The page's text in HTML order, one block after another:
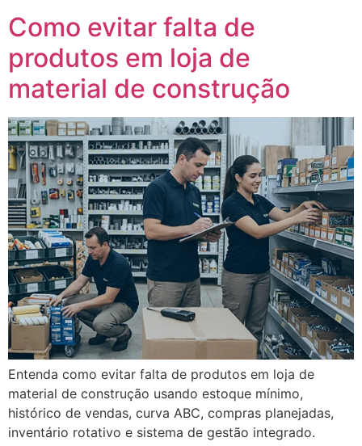
Como evitar falta de
produtos em loja de
material de construção
Entenda como evitar falta de produtos em loja de
material de construção usando estoque mínimo,
histórico de vendas, curva ABC, compras planejadas,
inventário rotativo e sistema de gestão integrado.